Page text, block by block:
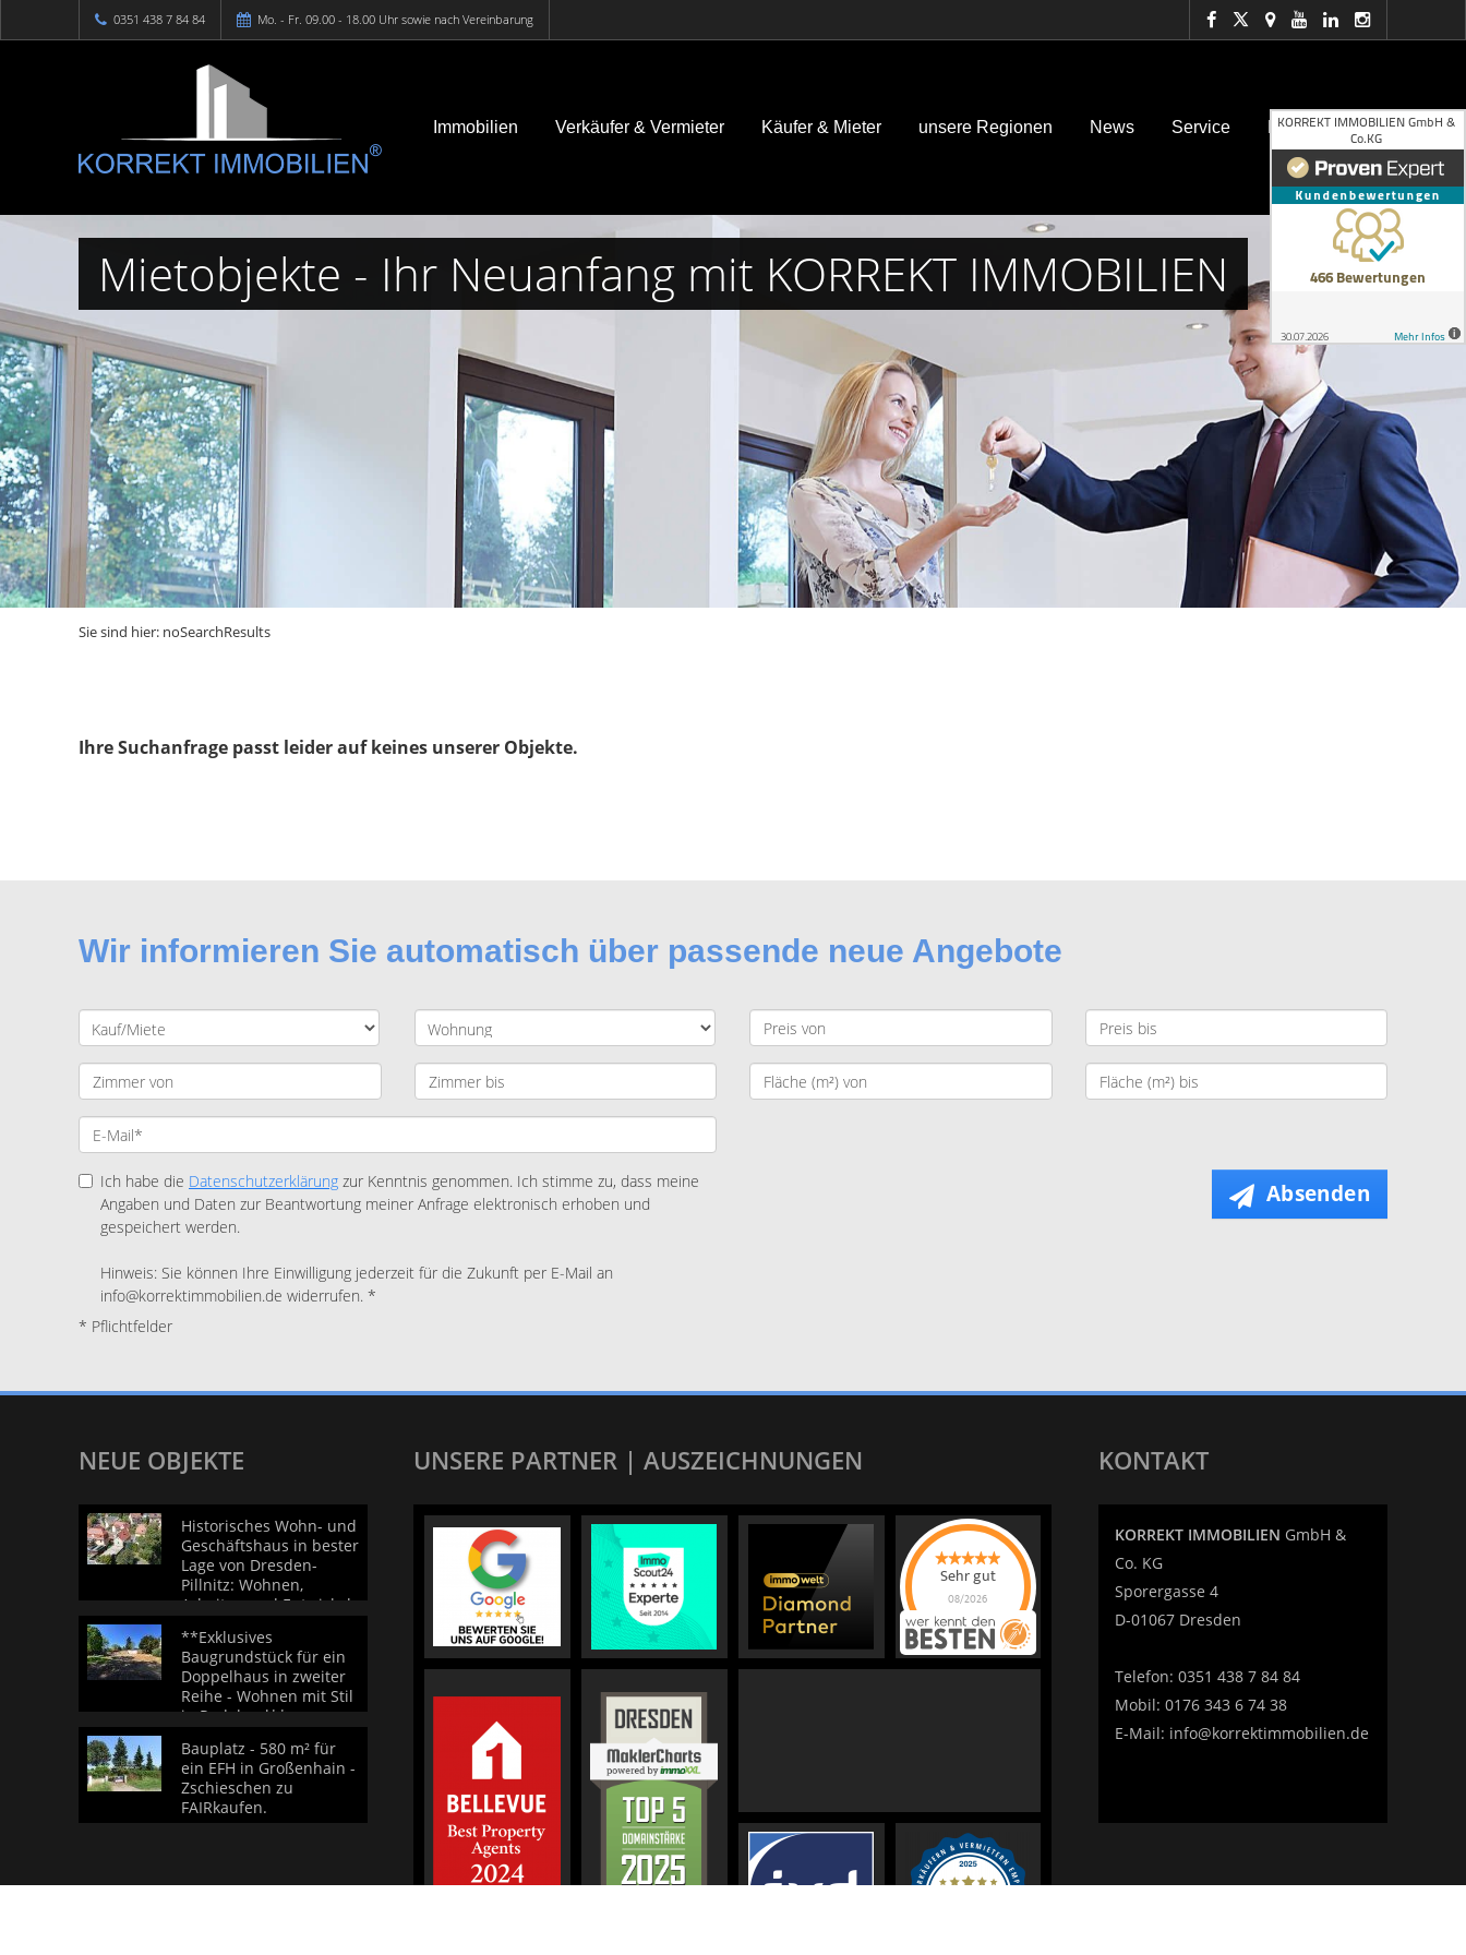
0351 438 7 84 84 Mo. - Fr. 09.00 - 18.00 Uhr sowie nach Vereinbarung
Immobilien Verkäufer & Vermieter Käufer & Mieter unsere Regionen News Service Kontakt
Mietobjekte - Ihr Neuanfang mit KORREKT IMMOBILIEN
Sie sind hier: noSearchResults
Ihre Suchanfrage passt leider auf keines unserer Objekte.
Wir informieren Sie automatisch über passende neue Angebote
Ich habe die Datenschutzerklärung zur Kenntnis genommen. Ich stimme zu, dass meine
Angaben und Daten zur Beantwortung meiner Anfrage elektronisch erhoben und
gespeichert werden.
Hinweis: Sie können Ihre Einwilligung jederzeit für die Zukunft per E-Mail an
info@korrektimmobilien.de widerrufen. *
* Pflichtfelder
Absenden
NEUE OBJEKTE
Historisches Wohn- und
Geschäftshaus in bester
Lage von Dresden-
Pillnitz: Wohnen,
Arbeiten und Entwickeln
Schlossensemble
**Exklusives
Baugrundstück für ein
Doppelhaus in zweiter
Reihe - Wohnen mit Stil
in Radebeul**
Bauplatz - 580 m² für
ein EFH in Großenhain -
Zschieschen zu
FAIRkaufen.
UNSERE PARTNER | AUSZEICHNUNGEN
Sehr gut
08/2026
KORREKT
IMMOBILIEN |
Immobilienmakler
KONTAKT
KORREKT IMMOBILIEN GmbH &
Co. KG
Sporergasse 4
D-01067 Dresden
Telefon: 0351 438 7 84 84
Mobil: 0176 343 6 74 38
E-Mail: info@korrektimmobilien.de